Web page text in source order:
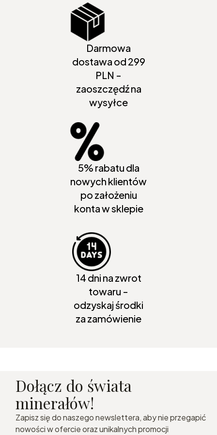
Darmowa
dostawa od 299
PLN -
zaoszczędź na
wysyłce
5% rabatu dla
nowych klientów
po założeniu
konta w sklepie
14 dni na zwrot
towaru -
odzyskaj środki
za zamówienie
Dołącz do świata
minerałów!
Zapisz się do naszego newslettera, aby nie przegapić
nowości w ofercie oraz unikalnych promocji